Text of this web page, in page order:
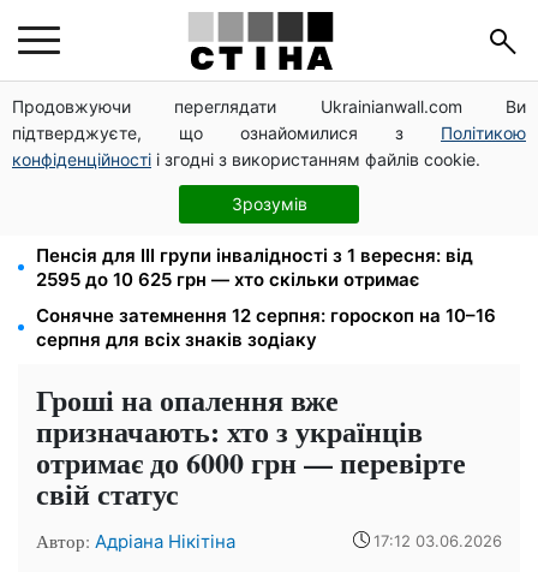
Продовжуючи переглядати Ukrainianwall.com Ви
підтверджуєте, що ознайомилися з Політикою
конфіденційності і згодні з використанням файлів cookie.
Зрозумів
125 грн за куб води: закон №4777 запустив подвійне
подорожчання тарифів у регіонах
Федоров звільнений і без бронювання: Камельчук
пропонує ексміністру мобілізацію на загальних
Пенсія для III групи інвалідності з 1 вересня: від
2595 до 10 625 грн — хто скільки отримає
Сонячне затемнення 12 серпня: гороскоп на 10–16
серпня для всіх знаків зодіаку
Гроші на опалення вже
призначають: хто з українців
отримає до 6000 грн — перевірте
свій статус
Автор: Адріана Нікітіна 17:12 03.06.2026